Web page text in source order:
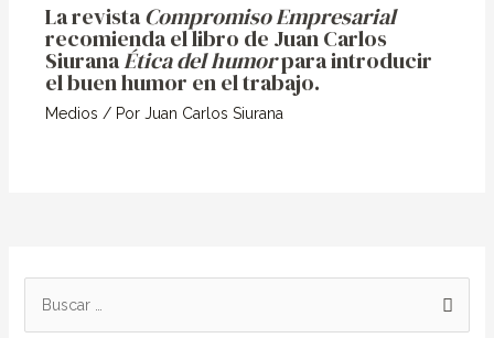
La revistaCompromiso Empresarial
recomienda el libro de Juan Carlos
SiuranaÉtica del humorpara introducir
el buen humor en el trabajo.
Medios / PorJuan Carlos Siurana